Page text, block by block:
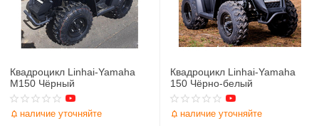
Квадроцикл Linhai-Yamaha
M150 Чёрный
наличие уточняйте
Квадроцикл Linhai-Yamaha
150 Чёрно-белый
наличие уточняйте